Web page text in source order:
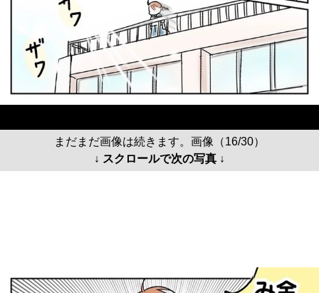
まだまだ画像は続きます。画像（16/30）
↓ スクロールで次の写真 ↓